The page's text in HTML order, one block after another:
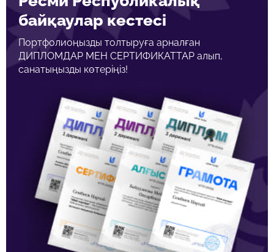
байқаулар кестесі
Портфолиоңызды толтыруға арналған
ДИПЛОМДАР МЕН СЕРТИФИКАТТАР алып,
санатыңызды көтеріңіз!